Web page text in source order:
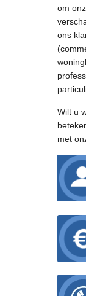
om
ons
Wilt u
met